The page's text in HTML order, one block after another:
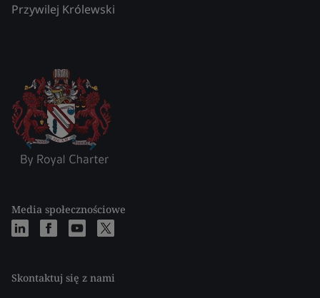
Przywilej Królewski
Media społecznościowe
Skontaktuj się z nami